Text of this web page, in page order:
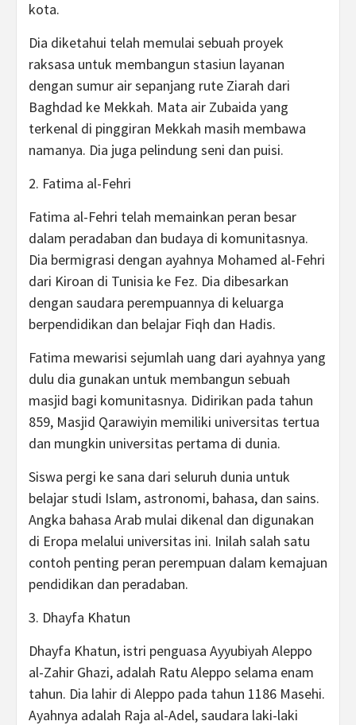
kota.
Dia diketahui telah memulai sebuah proyek
raksasa untuk membangun stasiun layanan
dengan sumur air sepanjang rute Ziarah dari
Baghdad ke Mekkah. Mata air Zubaida yang
terkenal di pinggiran Mekkah masih membawa
namanya. Dia juga pelindung seni dan puisi.
2. Fatima al-Fehri
Fatima al-Fehri telah memainkan peran besar
dalam peradaban dan budaya di komunitasnya.
Dia bermigrasi dengan ayahnya Mohamed al-Fehri
dari Kiroan di Tunisia ke Fez. Dia dibesarkan
dengan saudara perempuannya di keluarga
berpendidikan dan belajar Fiqh dan Hadis.
Fatima mewarisi sejumlah uang dari ayahnya yang
dulu dia gunakan untuk membangun sebuah
masjid bagi komunitasnya. Didirikan pada tahun
859, Masjid Qarawiyin memiliki universitas tertua
dan mungkin universitas pertama di dunia.
Siswa pergi ke sana dari seluruh dunia untuk
belajar studi Islam, astronomi, bahasa, dan sains.
Angka bahasa Arab mulai dikenal dan digunakan
di Eropa melalui universitas ini. Inilah salah satu
contoh penting peran perempuan dalam kemajuan
pendidikan dan peradaban.
3. Dhayfa Khatun
Dhayfa Khatun, istri penguasa Ayyubiyah Aleppo
al-Zahir Ghazi, adalah Ratu Aleppo selama enam
tahun. Dia lahir di Aleppo pada tahun 1186 Masehi.
Ayahnya adalah Raja al-Adel, saudara laki-laki